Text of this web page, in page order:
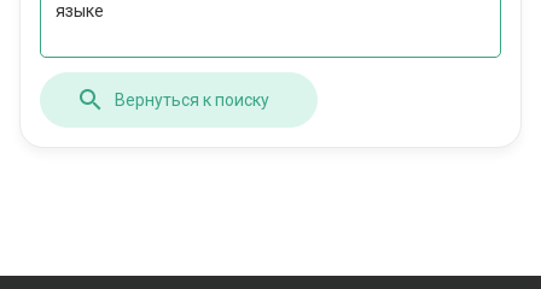
языке
Вернуться к поиску